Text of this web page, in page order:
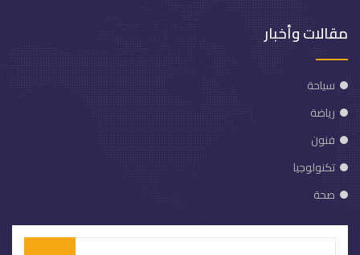
مقالات وأخبار
سياحة
رياضة
فنون
تكنولوجيا
صحة